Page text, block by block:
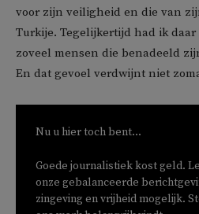
voor zijn veiligheid en die van
Turkije. Tegelijkertijd had ik
zoveel mensen die benadeeld
En dat gevoel verdwijnt niet
Nu u hier toch bent...
Goede journalistiek kost geld.
onze gebalanceerde
zingeving en vrijheid mogelijk.